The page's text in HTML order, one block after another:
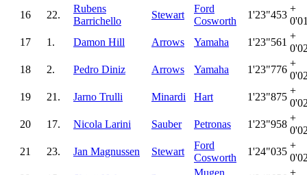
16
22.
Rubens
Barrichello
Stewart
Ford
Cosworth
1'23"453
+
17
1. Damon Hill Arrows Yamaha 1'23"561
+
18
2. Pedro Diniz Arrows Yamaha 1'23"776
+
19
21. Jarno Trulli Minardi Hart 1'23"875
+
20
17. Nicola Larini Sauber Petronas 1'23"958
+
21
23. Jan Magnussen Stewart
Ford
Cosworth
1'24"035
+
Mugen
+